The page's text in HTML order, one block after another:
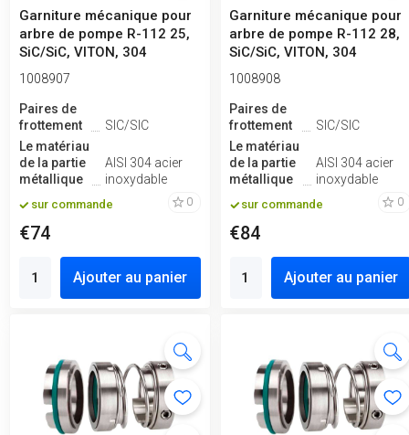
Garniture mécanique pour
arbre de pompe R-112 25,
SiC/SiC, VITON, 304
1008907
Paires de
frottement
SIC/SIC
Le matériau
de la partie
métallique
AISI 304 acier
inoxydable
sur commande 0
€74
Ajouter au panier
Garniture mécanique pour
arbre de pompe R-112 28,
SiC/SiC, VITON, 304
1008908
Paires de
frottement
SIC/SIC
Le matériau
de la partie
métallique
AISI 304 acier
inoxydable
sur commande 0
€84
Ajouter au panier